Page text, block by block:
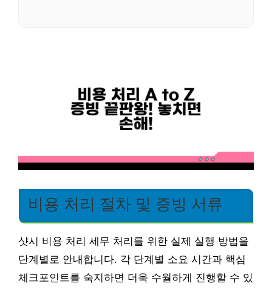
비용 처리 절차 및 증빙 서류
샷시 비용 처리 세무 처리를 위한 실제 실행 방법을
단계별로 안내합니다. 각 단계별 소요 시간과 핵심
체크포인트를 숙지하면 더욱 수월하게 진행할 수 있